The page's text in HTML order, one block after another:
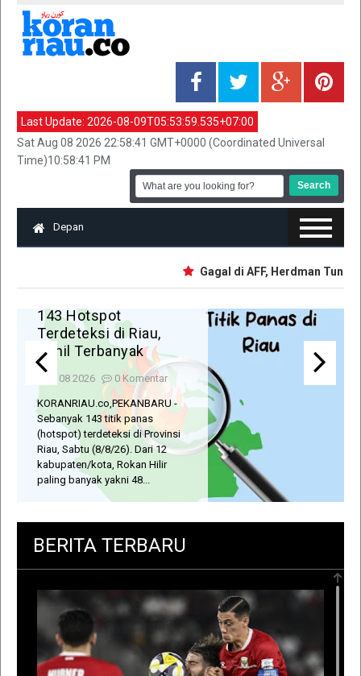
Last Update: 2026-08-09T05:53:59.535+07:00
Sat Aug 08 2026 22:58:41 GMT+0000 (Coordinated Universal
Time)10:58:41 PM
Depan
Gagal di AFF, Herdman Tunggu Jay
Darah, Ditebas Mantan
Suami
Aug 08 2026 0 Komentar
KORANRIAU.co,PEKANBARU -
Warga kelurahan Air Putih,
Kecamatan Tuah Madani,
Pekanbaru digegerkan dengan
ditemukannya Rosdiana dengan
kondisi bersimbah darah di
rumahnya yang...
us
BERITA TERBARU